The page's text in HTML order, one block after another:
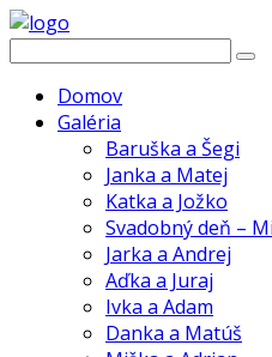
Domov
Galéria
Baruška a Šegi
Janka a Matej
Katka a Jožko
Svadobný deň –
Jarka a Andrej
Aďka a Juraj
Ivka a Adam
Danka a Matúš